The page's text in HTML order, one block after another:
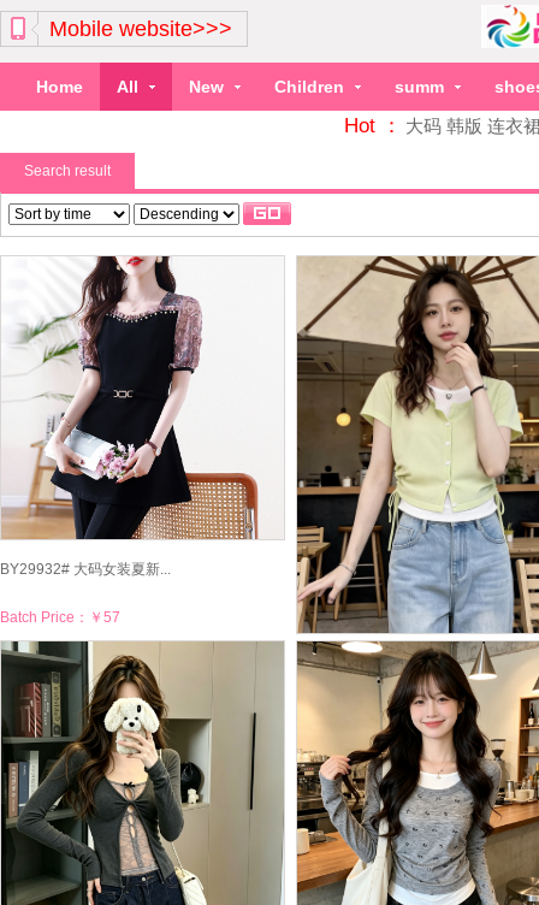
Mobile website>>>
Home All New Children summ
Hot ： 大码 韩版 连衣
Search result
BY29932# 大码女装夏新...
Batch Price： ￥57
BY29930# 绿色假两件短...
Batch Price：￥40